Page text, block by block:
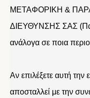
ΜΕΤΑΦΟΡΙΚΗ &
ΔΙΕΥΘΥΝΣΗΣ ΣΑΣ
ανάλογα σε ποια
Αν επιλέξετε αυτή την
αποσταλλεί με την